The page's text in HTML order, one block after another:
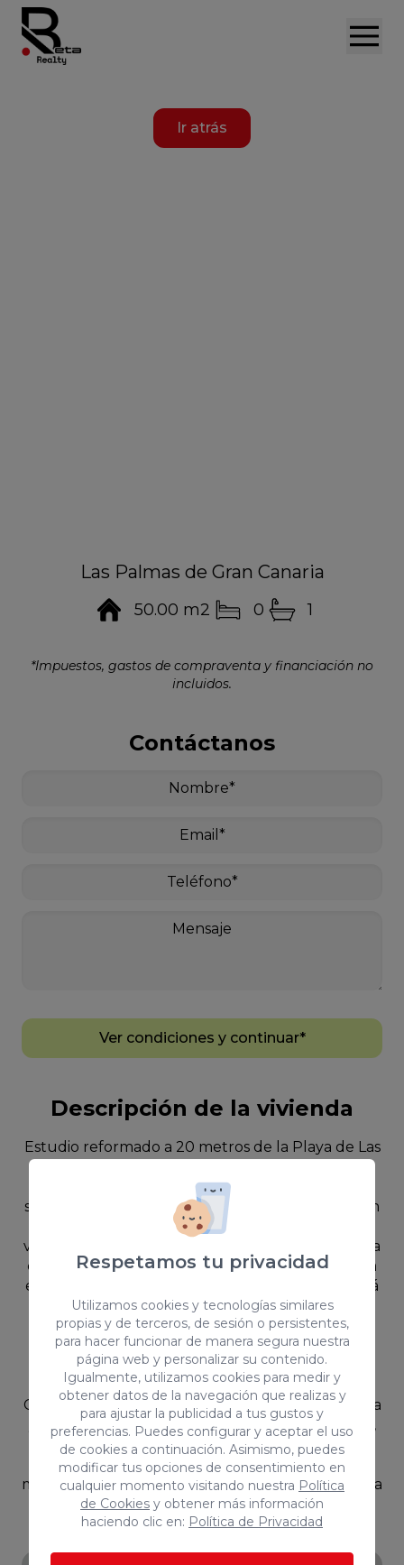
Ir atrás
Las Palmas de Gran Canaria
50.00 m2 0 1
*Impuestos, gastos de compraventa y financiación no
incluidos.
Contáctanos
Ver condiciones y continuar*
Descripción de la vivienda
Estudio reformado a 20 metros de la Playa de Las
completamente reformado, situado en la
segunda planta de un edificio con ascensor, a tan
solo 20 metros de la Playa de Las Canteras.~~La
vivienda cuenta con:~~Cocina integrada equipada
con vitrocerámica, horno, microondas y campana
extractora.~Cama doble.~Zona de escritorio.~Sofá
cama.~Baño moderno con plato de ducha.~~El
edificio dispone de una amplia terraza
comunitaria en la azotea, ideal para tomar el sol,
leer o relajarse, además de disfrutar de bonitas
vistas al mar y a la Playa de Las
Canteras.~~Ubicación inmejorable, junto a la playa
y rodeada de todos los servicios: supermercados,
transporte público, restaurantes, cafeterías y
zonas de ocio.~~Los datos expuestos son
meramente orientativos y se encuentran sujetos a
errores u omisiones involuntarias.~
Respetamos tu privacidad
Utilizamos cookies y tecnologías similares
propias y de terceros, de sesión o persistentes,
para hacer funcionar de manera segura nuestra
página web y personalizar su contenido.
Igualmente, utilizamos cookies para medir y
obtener datos de la navegación que realizas y
para ajustar la publicidad a tus gustos y
preferencias. Puedes configurar y aceptar el uso
de cookies a continuación. Asimismo, puedes
modificar tus opciones de consentimiento en
cualquier momento visitando nuestra Política
de Cookies y obtener más información
haciendo clic en: Política de Privacidad